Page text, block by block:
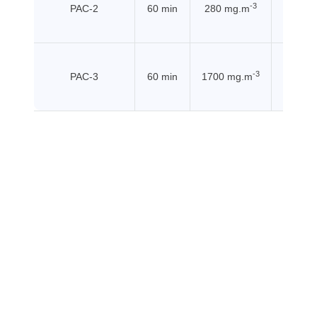
PAC-2 60 min 280 mg.m-3
PAC-3 60 min 1700 mg.m-3